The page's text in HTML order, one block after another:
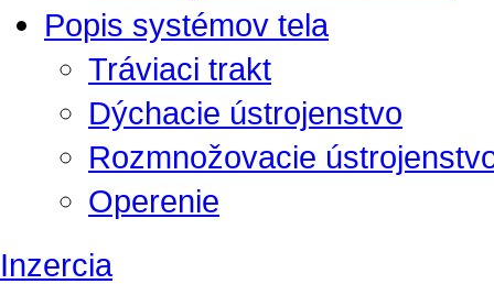
Popis systémov tela
Tráviaci trakt
Dýchacie ústrojenstvo
Rozmnožovacie
Operenie
Inzercia